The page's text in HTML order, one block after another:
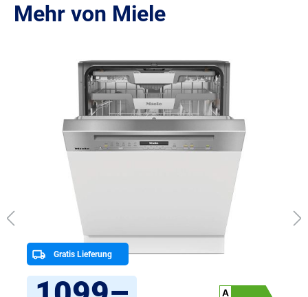
Mehr von Miele
Gratis Lieferung
A